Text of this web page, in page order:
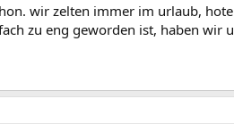
wir zelten immer im urlaub,
zu eng geworden ist, haben